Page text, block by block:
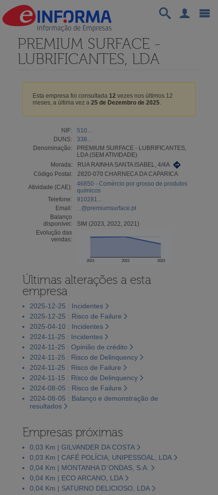
PREMIUM SURFACE -
LUBRIFICANTES, LDA
Esta empresa foi consultada 12 vezes nos últimos 12
meses, a última vez a 25 de Dezembro de 2025.
NIF:
510...
DUNS:
338...
Denominação:
PREMIUM SURFACE - LUBRIFICANTES,
LDA (SEM ATIVIDADE)
Morada:
RUA RAINHA SANTA ISABEL, 4/4A
Código Postal:
2820-070 CHARNECA DA CAPARICA
Atividade (CAE):
46850 - Comércio por grosso de produtos
químicos
Telefone:
910281...
Email:
...@premiumsurface.pt
Balanço
disponível:
SIM (2023, 2022, 2021)
Evolução das
vendas:
2021 2022 2023
Últimas alterações a esta
empresa
2025-12-25 : Incidentes
2025-12-25 : Risco de Failure
2025-04-10 : Incidentes
2024-11-25 : Incidentes
2024-11-25 : Opinião de crédito
2024-11-25 : Risco de Delinquency
2024-11-25 : Risco de Failure
2024-11-15 : Risco de Delinquency
2024-08-05 : Risco de Failure
2024-08-05 : Balanço e demonstração de
resultados
Empresas próximas
0,03 Km | GILVANDER DA COSTA
0,03 Km | CAFÉ POLÍCIA, UNIPESSOAL, LDA
0,04 Km | MONTANHA D`ONDAS, S.A.
0,04 Km | ECO ARCANO, LDA
0,04 Km | SATURNO DELICIOSO, LDA